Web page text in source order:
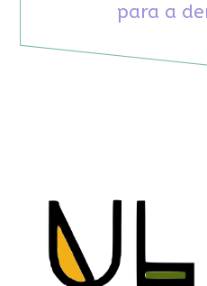
para a